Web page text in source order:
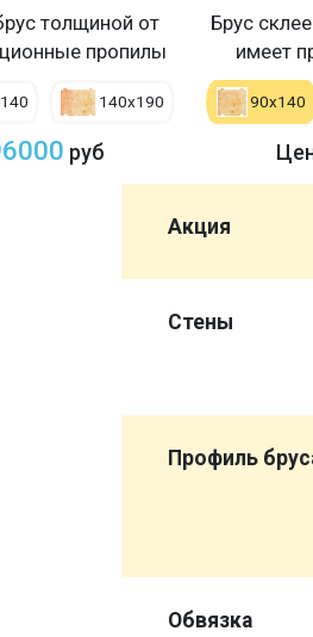
толщиной от
пропилы
140х190
руб
Брус
имеет
90х140
Акция
Стены
Профиль
Обвязка